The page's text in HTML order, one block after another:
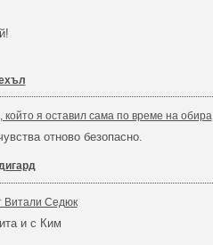
я оставил сама по време на обира
отново безопасно.
Витали Седюк
и с Ким